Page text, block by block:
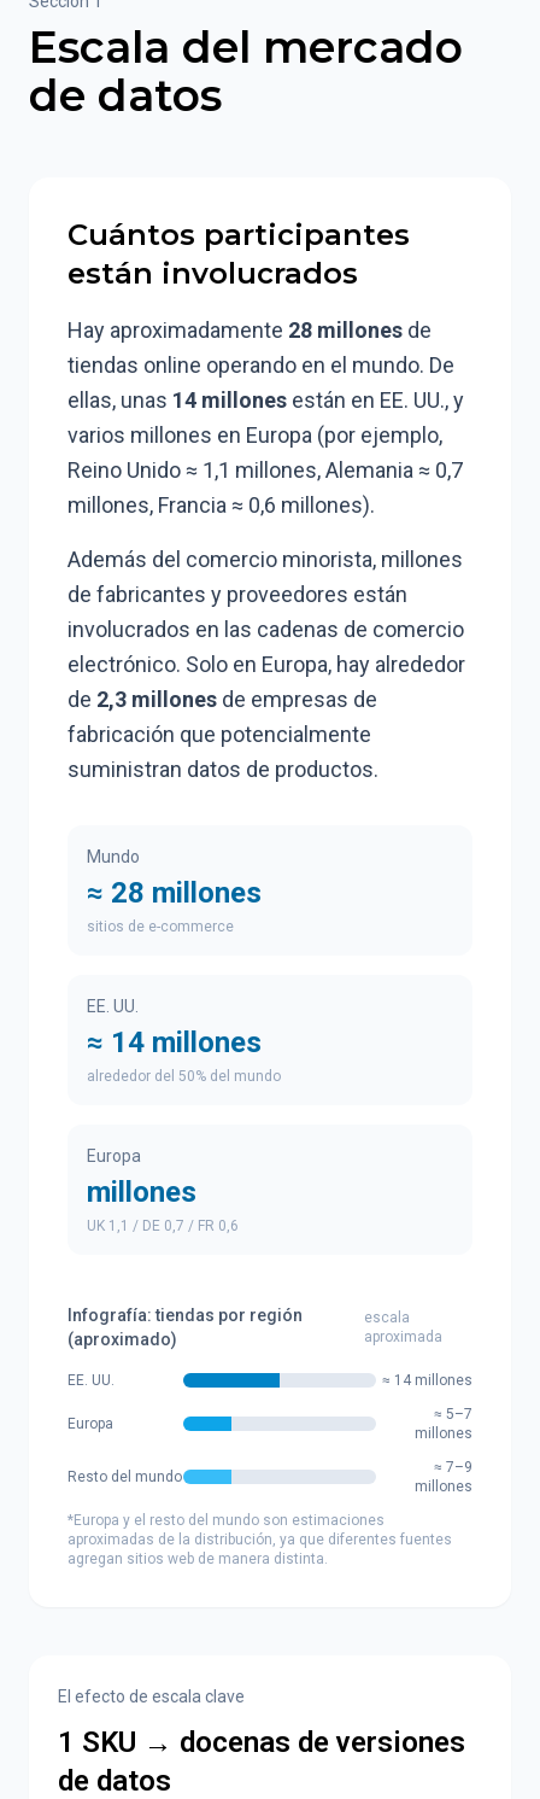
Escala del mercado
de datos
Cuántos participantes
están involucrados
Hay aproximadamente 28 millones de
tiendas online operando en el mundo. De
ellas, unas 14 millones están en EE. UU., y
varios millones en Europa (por ejemplo,
Reino Unido ≈ 1,1 millones, Alemania ≈ 0,7
millones, Francia ≈ 0,6 millones).
Además del comercio minorista, millones
de fabricantes y proveedores están
involucrados en las cadenas de comercio
electrónico. Solo en Europa, hay alrededor
de 2,3 millones de empresas de
fabricación que potencialmente
suministran datos de productos.
Mundo
≈ 28 millones
sitios de e-commerce
EE. UU.
≈ 14 millones
alrededor del 50% del mundo
Europa
millones
UK 1,1 / DE 0,7 / FR 0,6
Infografía: tiendas por región
(aproximado)
escala
aproximada
EE. UU. ≈ 14 millones
Europa
≈ 5–7
millones
Resto del mundo
≈ 7–9
millones
*Europa y el resto del mundo son estimaciones
aproximadas de la distribución, ya que diferentes fuentes
agregan sitios web de manera distinta.
El efecto de escala clave
1 SKU → docenas de versiones
de datos